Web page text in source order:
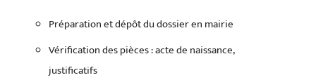
Préparation et dépôt du dossier en mairie
Vérification des pièces : acte de naissance,
justificatifs